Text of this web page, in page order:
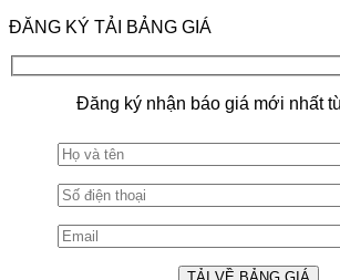
ĐĂNG KÝ TẢI BẢNG GIÁ
Đăng ký nhận báo giá mới nhất